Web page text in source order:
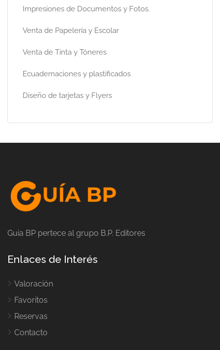
Impresiones de Documentos y Fotos.
Venta de Papelería y Escolar
Venta de Tinta y Tóneres
Ecuadernaciones y plastificados
Diseño de tarjetas y Flyers
Guia BP pertece al grupo B.P. Editores
Enlaces de Interés
Valoración
Favoritos
Reservas
Contacto